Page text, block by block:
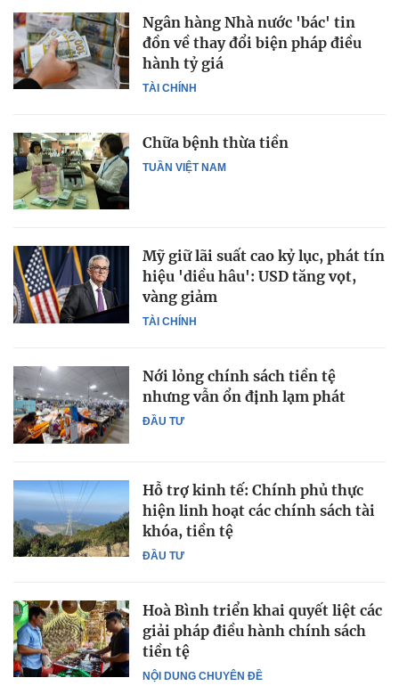
TÀI CHÍNH
Ngân hàng Nhà nước 'bác' tin
đồn về thay đổi biện pháp điều
hành tỷ giá
TUẦN VIỆT NAM
Chữa bệnh thừa tiền
TÀI CHÍNH
Mỹ giữ lãi suất cao kỷ lục, phát tín
hiệu 'diều hâu': USD tăng vọt,
vàng giảm
ĐẦU TƯ
Nới lỏng chính sách tiền tệ
nhưng vẫn ổn định lạm phát
ĐẦU TƯ
Hỗ trợ kinh tế: Chính phủ thực
hiện linh hoạt các chính sách tài
khóa, tiền tệ
NỘI DUNG CHUYÊN ĐỀ
Hoà Bình triển khai quyết liệt các
giải pháp điều hành chính sách
tiền tệ